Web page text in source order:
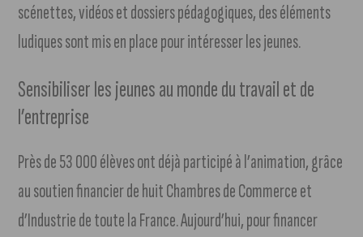
scénettes, vidéos et dossiers pédagogiques, des éléments
ludiques sont mis en place pour intéresser les jeunes.
Sensibiliser les jeunes au monde du travail et de
l’entreprise
Près de 53 000 élèves ont déjà participé à l’animation, grâce
au soutien financier de huit Chambres de Commerce et
d’Industrie de toute la France. Aujourd’hui, pour financer